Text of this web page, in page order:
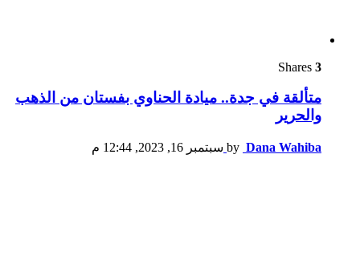
3
متألقة في جدة.. ميادة الحناوي بفستان من الذهب
والحرير
by Dana Wahiba سبتمبر 16, 2023, 12:44 م